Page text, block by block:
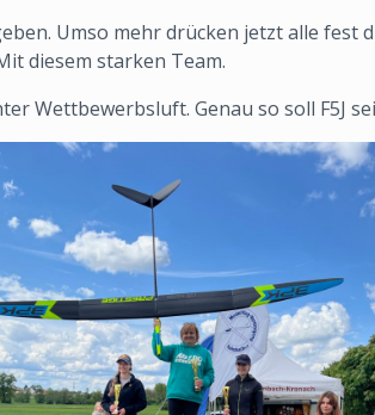
Umso mehr drücken jetzt alle fest
diesem starken Team.
Wettbewerbsluft. Genau so soll F5J